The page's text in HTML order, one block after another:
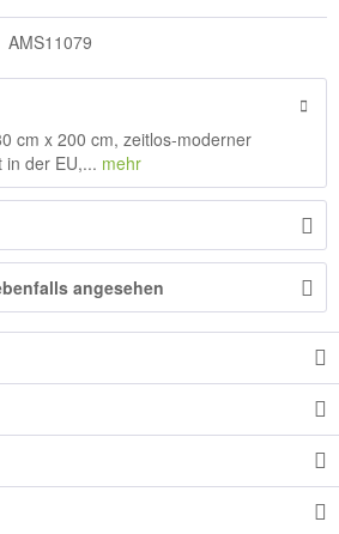
AMS11079
cm x 200 cm, zeitlos-moderner
in der EU,... mehr
angesehen